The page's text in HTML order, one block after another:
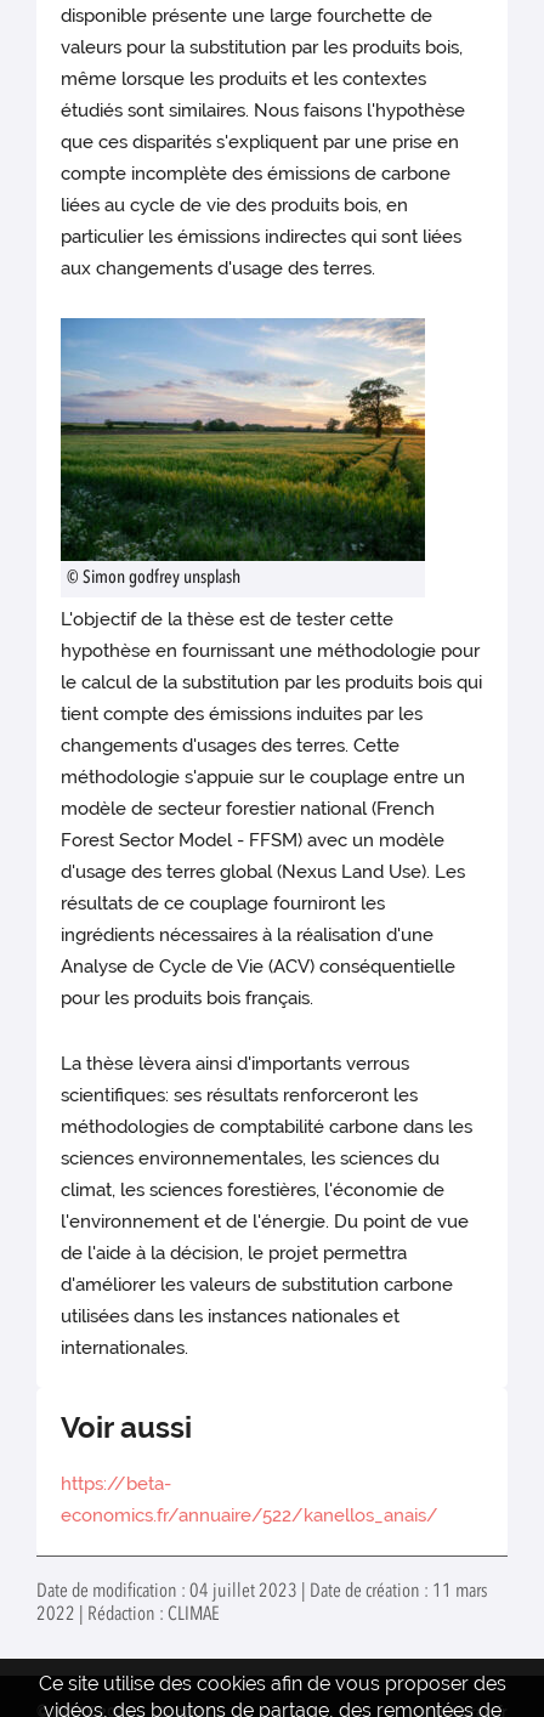
disponible présente une large fourchette de
valeurs pour la substitution par les produits bois,
même lorsque les produits et les contextes
étudiés sont similaires. Nous faisons l'hypothèse
que ces disparités s'expliquent par une prise en
compte incomplète des émissions de carbone
liées au cycle de vie des produits bois, en
particulier les émissions indirectes qui sont liées
aux changements d'usage des terres.
© Simon godfrey unsplash
L'objectif de la thèse est de tester cette
hypothèse en fournissant une méthodologie pour
le calcul de la substitution par les produits bois qui
tient compte des émissions induites par les
changements d'usages des terres. Cette
méthodologie s'appuie sur le couplage entre un
modèle de secteur forestier national (French
Forest Sector Model - FFSM) avec un modèle
d'usage des terres global (Nexus Land Use). Les
résultats de ce couplage fourniront les
ingrédients nécessaires à la réalisation d'une
Analyse de Cycle de Vie (ACV) conséquentielle
pour les produits bois français.
La thèse lèvera ainsi d'importants verrous
scientifiques: ses résultats renforceront les
méthodologies de comptabilité carbone dans les
sciences environnementales, les sciences du
climat, les sciences forestières, l'économie de
l'environnement et de l'énergie. Du point de vue
de l'aide à la décision, le projet permettra
d'améliorer les valeurs de substitution carbone
utilisées dans les instances nationales et
internationales.
Voir aussi
https://beta-
economics.fr/annuaire/522/kanellos_anais/
Date de modification : 04 juillet 2023 | Date de création : 11 mars
2022 | Rédaction : CLIMAE
Ce site utilise des cookies afin de vous proposer des
vidéos, des boutons de partage, des remontées de
© INRAE 2022 Contact www.inrae.fr